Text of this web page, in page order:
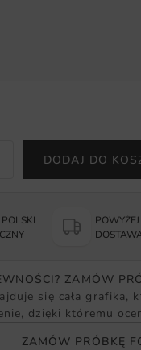
DODAJ DO
ZAMÓW
się cała grafika,
dzięki któremu
ZAMÓW PRÓBKĘ